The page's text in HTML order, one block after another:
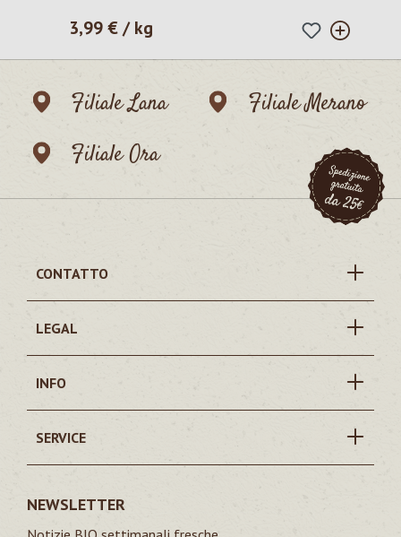
Prezzo normale:
3,99 € / kg
Filiale Lana
Filiale Merano
Filiale Ora
CONTATTO
LEGAL
INFO
SERVICE
NEWSLETTER